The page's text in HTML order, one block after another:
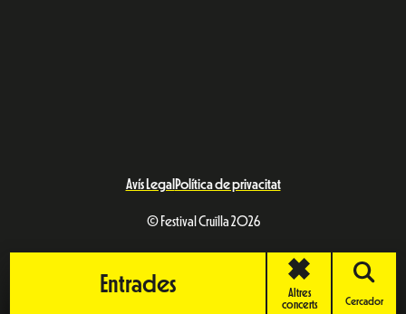
Avís Legal Política de privacitat
© Festival Cruïlla 2026
Entrades
Altres
concerts
Cercador